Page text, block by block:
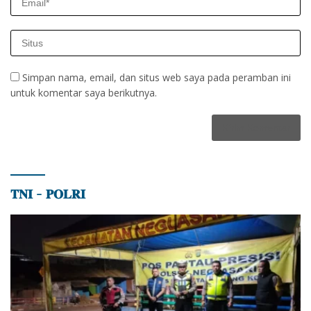
Simpan nama, email, dan situs web saya pada peramban ini
untuk komentar saya berikutnya.
𝐓𝐍𝐈 – 𝐏𝐎𝐋𝐑𝐈